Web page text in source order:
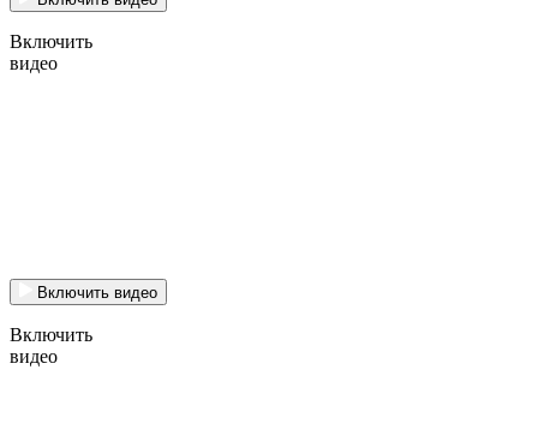
Включить
видео
Включить видео
Включить
видео